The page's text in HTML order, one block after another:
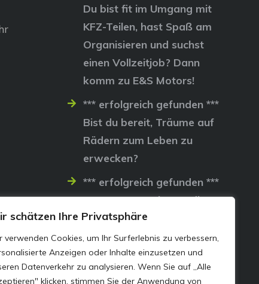
schätzen Ihre Privatsphäre
verwenden Cookies, um Ihr Surferlebnis zu verbessern,
Anzeigen oder Inhalte einzusetzen und
Datenverkehr zu analysieren. Wenn Sie auf „Alle
klicken, stimmen Sie der Anwendung von
Du bist fit im Umgang mit
KFZ-Teilen, hast Spaß am
Organisieren und suchst
einen Vollzeitjob? Dann
komm zu E&S Motors!
*** erfolgreich gefunden ***
Bist du bereit, Träume auf
Rädern zum Leben zu
erwecken?
*** erfolgreich gefunden ***
Lass uns gemeinsam die
Straßen erobern…